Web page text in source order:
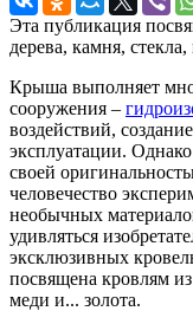
Эта публикация
дерева, камня,
Крыша выполняет
сооружения –
воздействий,
эксплуатации.
своей
человечество
необычных
удивляться
эксклюзивных
посвящена кровлям
меди и... золота.